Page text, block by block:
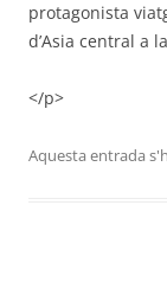
protagonista
d’Asia central a
</p>
Aquesta entrada